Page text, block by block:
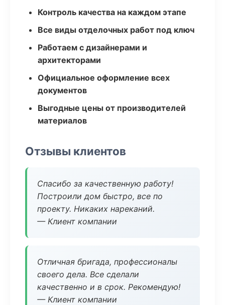
Контроль качества на каждом этапе
Все виды отделочных работ под ключ
Работаем с дизайнерами и
архитекторами
Официальное оформление всех
документов
Выгодные цены от производителей
материалов
Отзывы клиентов
Спасибо за качественную работу!
Построили дом быстро, все по
проекту. Никаких нареканий.
— Клиент компании
Отличная бригада, профессионалы
своего дела. Все сделали
качественно и в срок. Рекомендую!
— Клиент компании